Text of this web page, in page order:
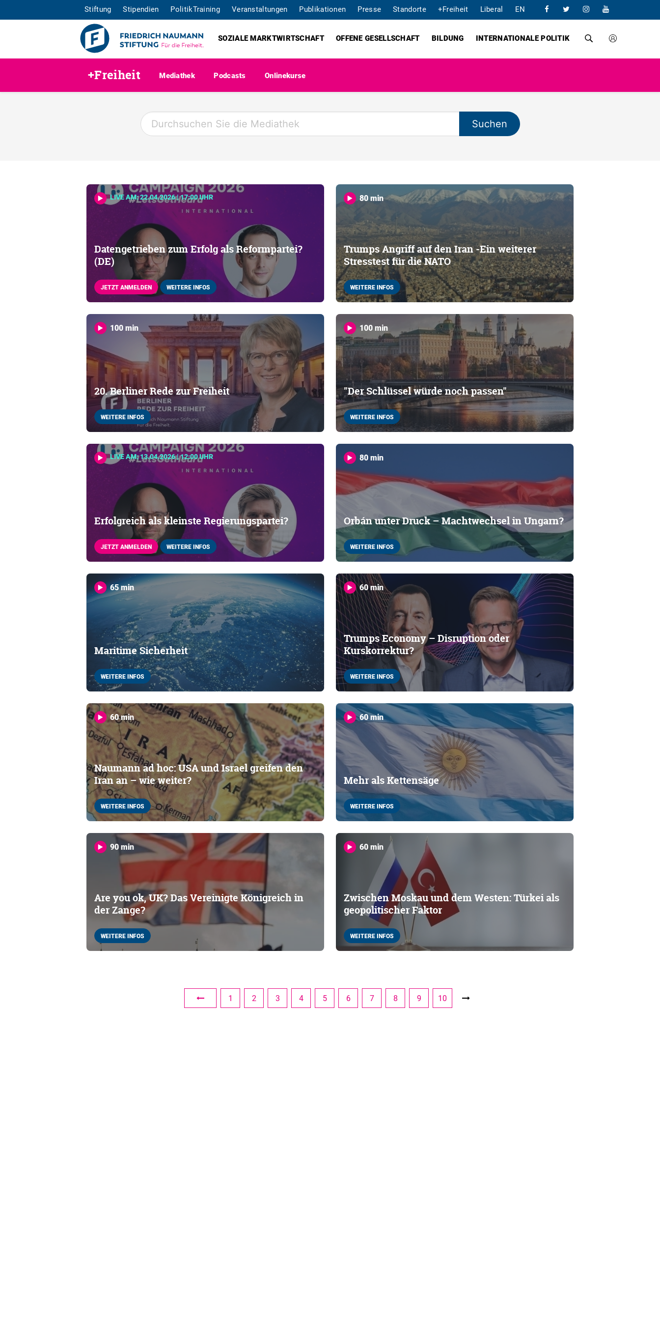
Stiftung Stipendien PolitikTraining Veranstaltungen Publikationen Presse Standorte +Freiheit Liberal EN
SOZIALE MARKTWIRTSCHAFT OFFENE GESELLSCHAFT BILDUNG INTERNATIONALE POLITIK
+Freiheit Mediathek Podcasts Onlinekurse
LIVE AM: 22.04.2026 | 17:00 UHR
Datengetrieben zum Erfolg als Reformpartei?
(DE)
JETZT ANMELDEN WEITERE INFOS
80 min
Trumps Angriff auf den Iran -Ein weiterer
Stresstest für die NATO
WEITERE INFOS
100 min
20. Berliner Rede zur Freiheit
WEITERE INFOS
100 min
"Der Schlüssel würde noch passen"
WEITERE INFOS
LIVE AM: 13.04.2026 | 12:00 UHR
Erfolgreich als kleinste Regierungspartei?
JETZT ANMELDEN WEITERE INFOS
80 min
Orbán unter Druck – Machtwechsel in Ungarn?
WEITERE INFOS
65 min
Maritime Sicherheit
WEITERE INFOS
60 min
Trumps Economy – Disruption oder
Kurskorrektur?
WEITERE INFOS
60 min
Naumann ad hoc: USA und Israel greifen den
Iran an – wie weiter?
WEITERE INFOS
60 min
Mehr als Kettensäge
WEITERE INFOS
90 min
Are you ok, UK? Das Vereinigte Königreich in
der Zange?
WEITERE INFOS
60 min
Zwischen Moskau und dem Westen: Türkei als
geopolitischer Faktor
WEITERE INFOS
1 2 3 4 5 6 7 8 9 10